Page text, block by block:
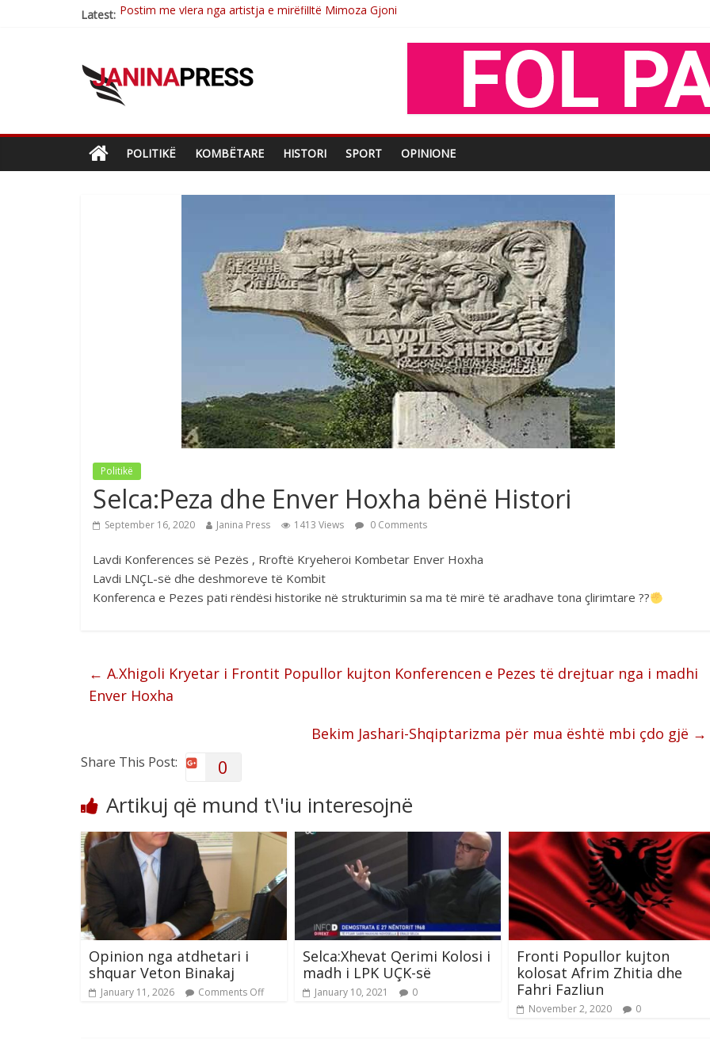
Latest: Nga poetja atdhetare Kumrie Shala -BOLL MO
Çlirimtari Mentor Mushkolaj nderohet me mirenjohje nga Xhevdet Qeriqi Dega e invalidëve në Fushë Kosovë
POLITIKË KOMBËTARE HISTORI SPORT OPINIONE
Politikë
Selca:Peza dhe Enver Hoxha bënë Histori
September 16, 2020 Janina Press 1413 Views 0 Comments
Lavdi Konferences së Pezës , Rroftë Kryeheroi Kombetar Enver Hoxha
Lavdi LNÇL-së dhe deshmoreve të Kombit
Konferenca e Pezes pati rëndësi historike në strukturimin sa ma të mirë të aradhave tona çlirimtare ??
← A.Xhigoli Kryetar i Frontit Popullor kujton Konferencen e Pezes të drejtuar nga i madhi
Enver Hoxha
Bekim Jashari-Shqiptarizma për mua është mbi çdo gjë →
Share This Post: 0
Artikuj që mund t\'iu interesojnë
Opinion nga atdhetari i
shquar Veton Binakaj
January 11, 2026 Comments Off
Selca:Xhevat Qerimi Kolosi i
madh i LPK UÇK-së
January 10, 2021 0
Fronti Popullor kujton
kolosat Afrim Zhitia dhe
Fahri Fazliun
November 2, 2020 0